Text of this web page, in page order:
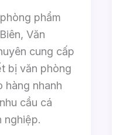
phẩm
Văn
cung cấp
bị văn phòng
hàng nhanh
cầu cá
nghiệp.